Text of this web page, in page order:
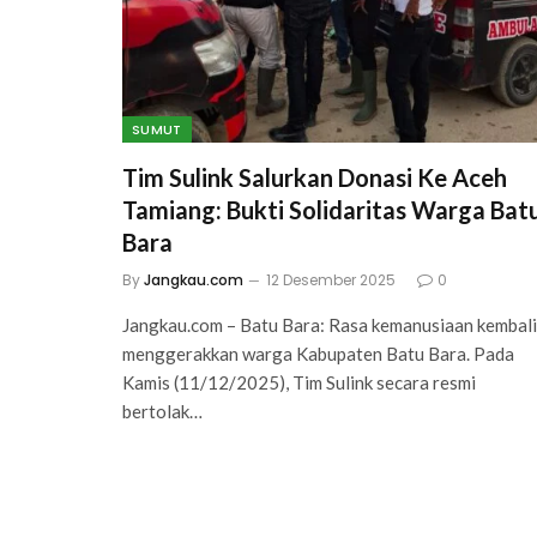
SUMUT
Tim Sulink Salurkan Donasi Ke Aceh
Tamiang: Bukti Solidaritas Warga
Bara
ByJangkau.com 12 Desember 2025 0
Jangkau.com – Batu Bara: Rasa kemanusiaan kembali
menggerakkan warga Kabupaten Batu Bara. Pada
Kamis (11/12/2025), Tim Sulink secara resmi
bertolak…